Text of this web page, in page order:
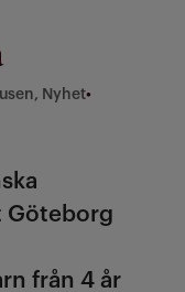
Nyhet•
Göteborg
från 4 år